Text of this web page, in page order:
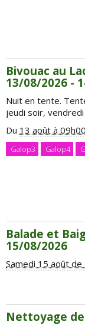
Bivouac au
13/08/2026 -
Nuit en tente.
jeudi soir,
Du 13 août à 09h00
Galop3 Galop4
Balade et
15/08/2026
Samedi 15 août de
Nettoyage